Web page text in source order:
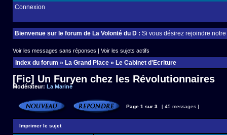
Connexion
Bienvenue sur le forum de La Volonté du D : Si vous désirez rejoindre
Voir les messages sans réponses | Voir les sujets actifs
Index du forum » La Grand Place » Le Cabinet d'Ecriture
[Fic] Un Furyen chez les Révolutionnaires
Modérateur: La Marine
Page 1 sur 3 [ 45 messages ]
Imprimer le sujet